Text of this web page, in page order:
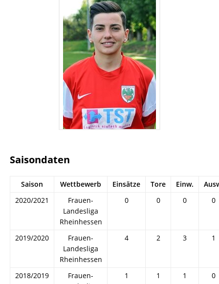
Saisondaten
Saison Wettbewerb Einsätze Tore Einw.
2020/2021
Frauen-
Landesliga
Rheinhessen
0 0 0 0
2019/2020
Frauen-
Landesliga
Rheinhessen
4 2 3 1
2018/2019
Frauen-
1 1 1 0